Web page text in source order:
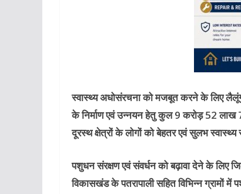
स्वास्थ्य अधोसंरचना को मजबूत करने के लिए
के निर्माण एवं उन्नयन हेतु कुल 9 करोड़ 52 लाख
दूरस्थ क्षेत्रों के लोगों को बेहतर एवं सुलभ
पशुधन संरक्षण एवं संवर्धन को बढ़ावा देने के लिए
विकासखंड के पतरापाली सहित विभिन्न ग्रामों में